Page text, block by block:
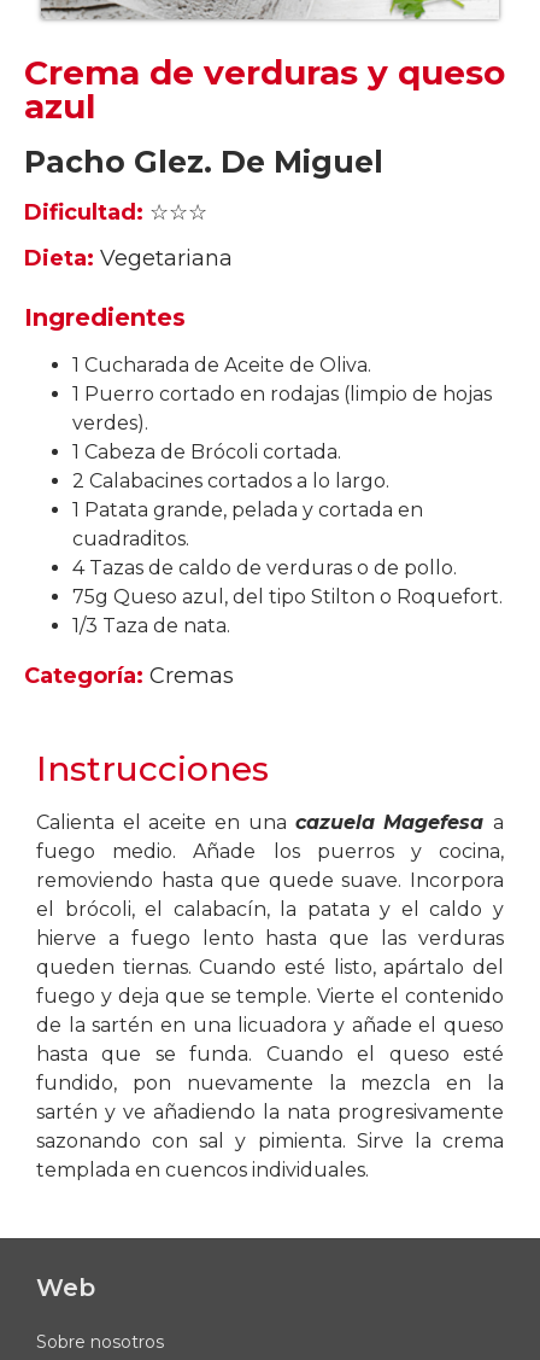
Crema de verduras y queso
azul
Pacho Glez. De Miguel
Dificultad: ☆☆☆
Dieta: Vegetariana
Ingredientes
1 Cucharada de Aceite de Oliva.
1 Puerro cortado en rodajas (limpio de hojas
verdes).
1 Cabeza de Brócoli cortada.
2 Calabacines cortados a lo largo.
1 Patata grande, pelada y cortada en
cuadraditos.
4 Tazas de caldo de verduras o de pollo.
75g Queso azul, del tipo Stilton o Roquefort.
1/3 Taza de nata.
Categoría: Cremas
Instrucciones
Calienta el aceite en una cazuela Magefesaa
fuego medio. Añade los puerros y cocina,
removiendo hasta que quede suave. Incorpora
el brócoli, el calabacín, la patata y el caldo y
hierve a fuego lento hasta que las verduras
queden tiernas. Cuando esté listo, apártalo del
fuego y deja que se temple. Vierte el contenido
de la sartén en una licuadora y añade el queso
hasta que se funda. Cuando el queso esté
fundido, pon nuevamente la mezcla en la
sartén y ve añadiendo la nata progresivamente
sazonando con sal y pimienta. Sirve la crema
templada en cuencos individuales.
Web
Sobre nosotros